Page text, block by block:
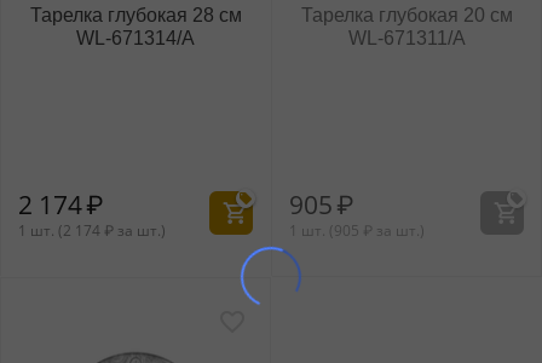
Тарелка глубокая 28 см
WL‑671314/A
2 174₽
1 шт. (2 174 ₽ за шт.)
Тарелка глубокая 20 см
WL‑671311/A
905₽
1 шт. (905 ₽ за шт.)